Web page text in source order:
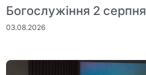
Богослужіння 2 серпня
03.08.2026